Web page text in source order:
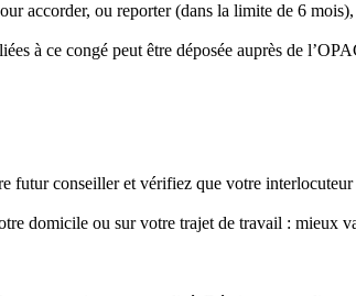
accorder, ou reporter (dans la limite de 6
liées à ce congé peut être déposée auprès de
conseiller et vérifiez que votre
domicile ou sur votre trajet de travail : mieux